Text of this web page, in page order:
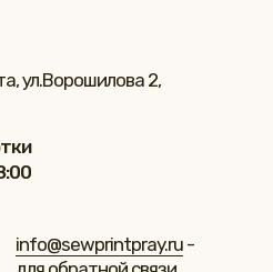
ул.Ворошилова 2,
info@sewprintpray.ru -